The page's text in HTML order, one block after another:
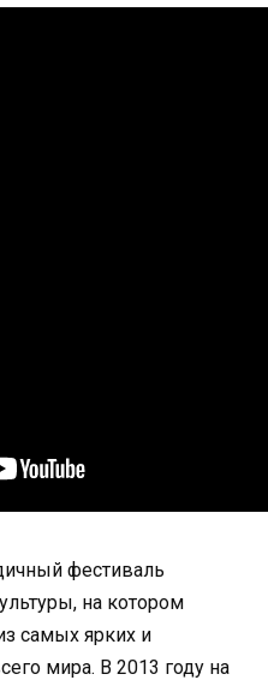
фестиваль
на котором
самых ярких и
мира. В 2013 году на